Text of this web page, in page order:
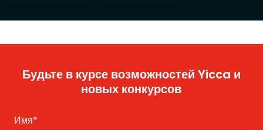
Будьте в курсе возможностей Yicca и
новых конкурсов
Имя*